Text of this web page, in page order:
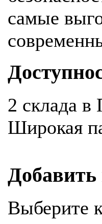
самые
2 склада
Широкая
Добавить
Выберите